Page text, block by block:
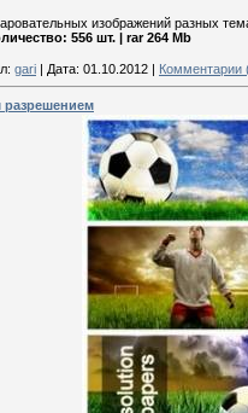
изображений разных
556 шт. | rar 264 Mb
gari | Дата: 01.10.2012 | Комментарии